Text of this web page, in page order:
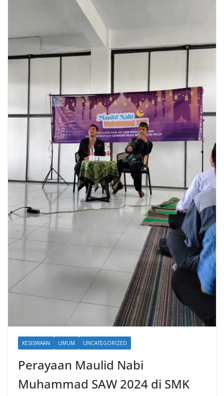
KESISWAAN UMUM UNCATEGORIZED
Perayaan Maulid Nabi
Muhammad SAW 2024 di SMK